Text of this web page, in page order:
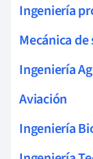
Ingeniería
Mecánica
Ingeniería
Aviación
Ingeniería